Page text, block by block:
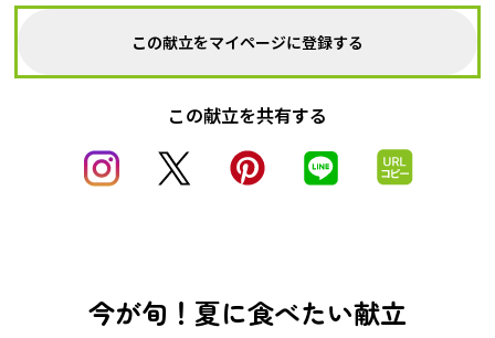
この献立をマイページに登録する
この献立を共有する
今が旬！夏に食べたい献立